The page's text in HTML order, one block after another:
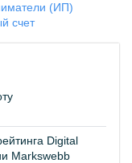
(ИП)
счет
Digital
Markswebb